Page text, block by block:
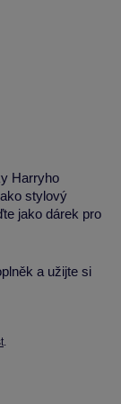
Harryho
stylový
jako dárek pro
a užijte si
.